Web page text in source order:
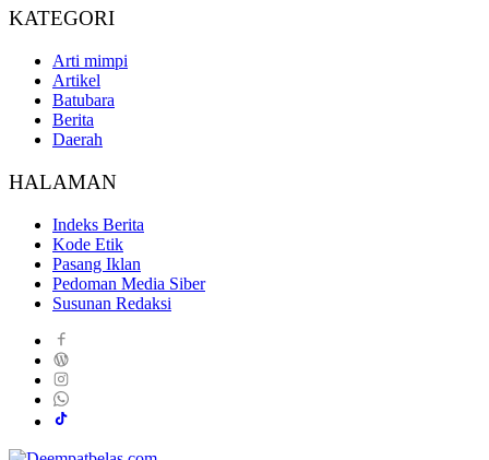
KATEGORI
Arti mimpi
Artikel
Batubara
Berita
Daerah
HALAMAN
Indeks Berita
Kode Etik
Pasang Iklan
Pedoman Media Siber
Susunan Redaksi